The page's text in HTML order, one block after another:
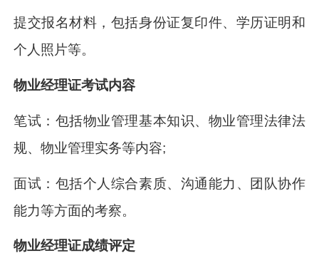
提交报名材料，包括身份证复印件、学历证明和
个人照片等。
物业经理证考试内容
笔试：包括物业管理基本知识、物业管理法律法
规、物业管理实务等内容;
面试：包括个人综合素质、沟通能力、团队协作
能力等方面的考察。
物业经理证成绩评定